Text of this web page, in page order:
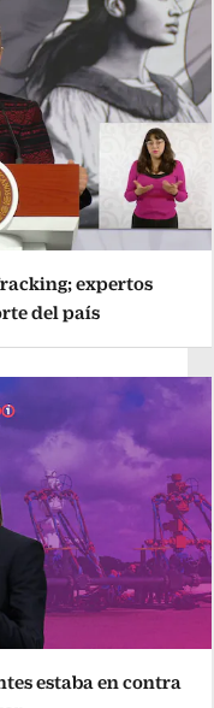
expertos
del país
estaba en contra